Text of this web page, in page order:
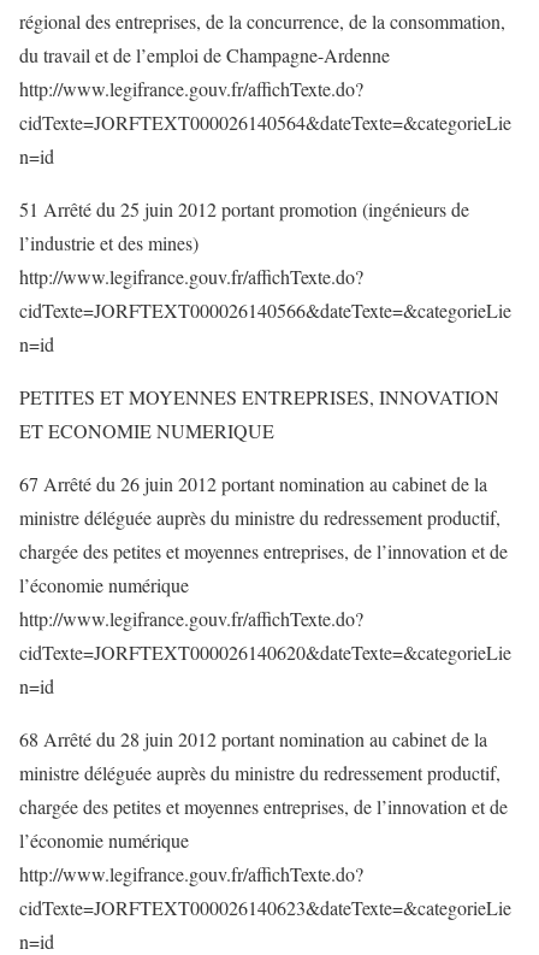
régional des entreprises, de la concurrence, de la consommation,
du travail et de l’emploi de Champagne-Ardenne
http://www.legifrance.gouv.fr/affichTexte.do?
cidTexte=JORFTEXT000026140564&dateTexte=&categorieLie
n=id
51 Arrêté du 25 juin 2012 portant promotion (ingénieurs de
l’industrie et des mines)
http://www.legifrance.gouv.fr/affichTexte.do?
cidTexte=JORFTEXT000026140566&dateTexte=&categorieLie
n=id
PETITES ET MOYENNES ENTREPRISES, INNOVATION
ET ECONOMIE NUMERIQUE
67 Arrêté du 26 juin 2012 portant nomination au cabinet de la
ministre déléguée auprès du ministre du redressement productif,
chargée des petites et moyennes entreprises, de l’innovation et de
l’économie numérique
http://www.legifrance.gouv.fr/affichTexte.do?
cidTexte=JORFTEXT000026140620&dateTexte=&categorieLie
n=id
68 Arrêté du 28 juin 2012 portant nomination au cabinet de la
ministre déléguée auprès du ministre du redressement productif,
chargée des petites et moyennes entreprises, de l’innovation et de
l’économie numérique
http://www.legifrance.gouv.fr/affichTexte.do?
cidTexte=JORFTEXT000026140623&dateTexte=&categorieLie
n=id